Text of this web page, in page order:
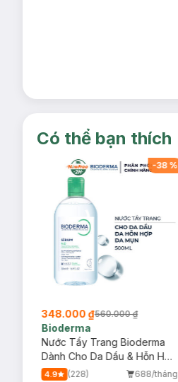
Có thể bạn thích
-38%
348.000 ₫560.000 ₫
Bioderma
Nước Tẩy Trang Bioderma
Dành Cho Da Dầu & Hỗn Hợp
500ml
4.9 (228)
688/tháng